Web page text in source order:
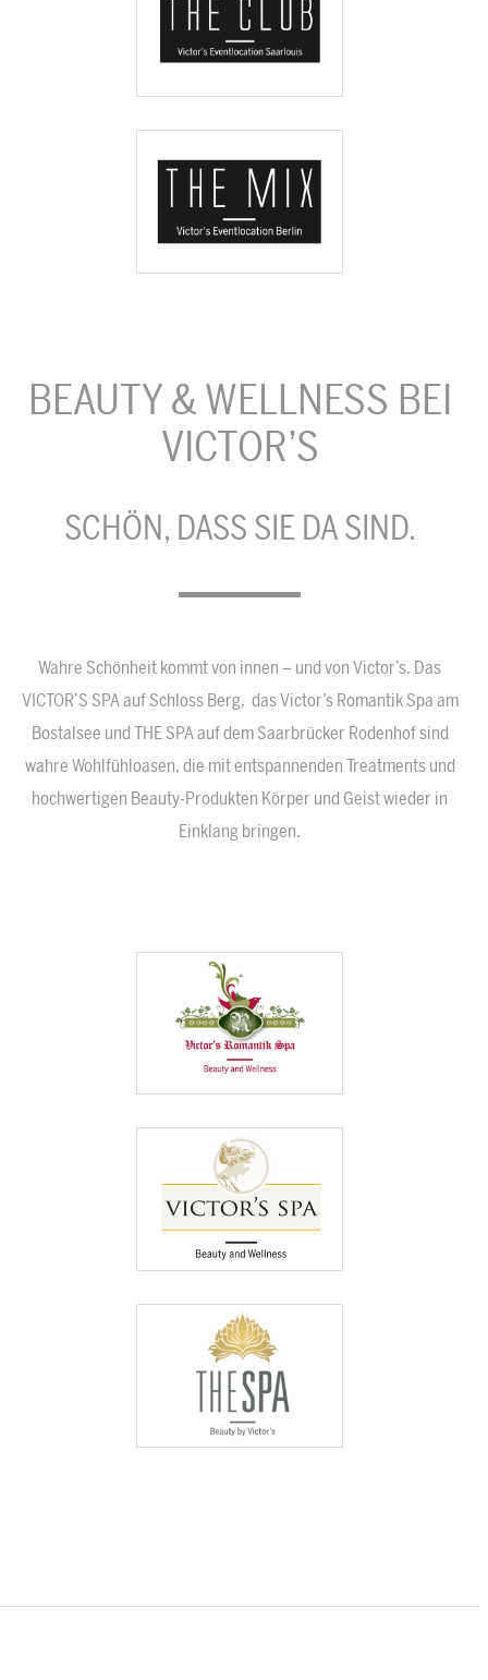
BEAUTY & WELLNESS BEI
VICTOR’S
SCHÖN, DASS SIE DA SIND.
Wahre Schönheit kommt von innen – und von Victor’s. Das
VICTOR’S SPA auf Schloss Berg, das Victor’s Romantik Spa am
Bostalsee und THE SPA auf dem Saarbrücker Rodenhof sind
wahre Wohlfühloasen, die mit entspannenden Treatments und
hochwertigen Beauty-Produkten Körper und Geist wieder in
Einklang bringen.